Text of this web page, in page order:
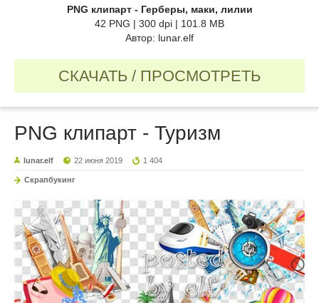
PNG клипарт - Герберы, маки, лилии
42 PNG | 300 dpi | 101.8 MB
Автор: lunar.elf
СКАЧАТЬ / ПРОСМОТРЕТЬ
PNG клипарт - Туризм
lunar.elf 22 июня 2019 1 404
Скрапбукинг